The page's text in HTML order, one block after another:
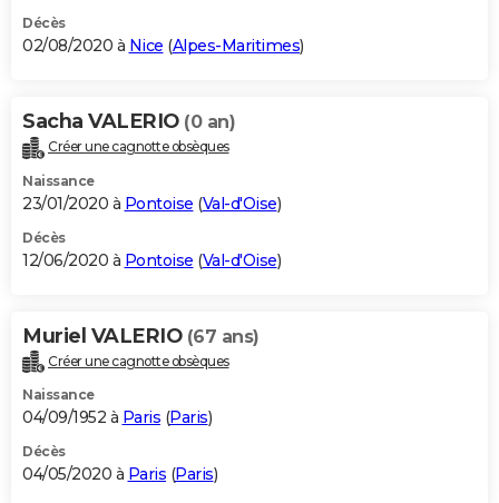
Décès
02/08/2020 à Nice (Alpes-Maritimes)
Sacha VALERIO (0 an)
Créer une cagnotte obsèques
Naissance
23/01/2020 à Pontoise (Val-d'Oise)
Décès
12/06/2020 à Pontoise (Val-d'Oise)
Muriel VALERIO (67 ans)
Créer une cagnotte obsèques
Naissance
04/09/1952 à Paris (Paris)
Décès
04/05/2020 à Paris (Paris)